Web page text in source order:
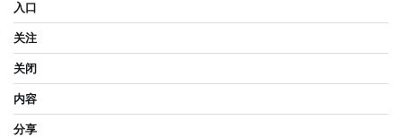
入口
关注
关闭
内容
分享